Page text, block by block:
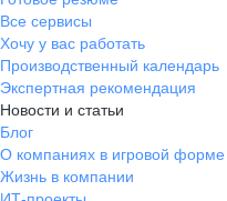
Владивосток
пер. Ланинский д. 4, офис 3.4
+7 423 202-33-28
pr@dv.hh.ru
Новосибирск
ул. Большевистская, д. 35,
Все сервисы
Хочу у вас работать
Производственный календарь
Экспертная рекомендация
Новости и статьи
Блог
О компаниях в игровой форме
Жизнь в компании